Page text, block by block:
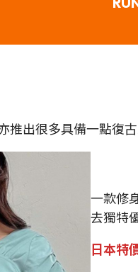
推出很多具備一點復
一款修
去獨特
日本特